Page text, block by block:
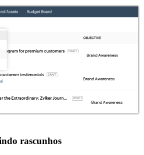
rascunhos